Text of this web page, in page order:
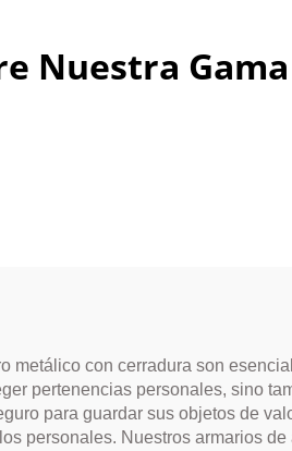
Nuestra
metálico con cerradura son
pertenencias personales, sino
para guardar sus objetos de
personales. Nuestros armarios